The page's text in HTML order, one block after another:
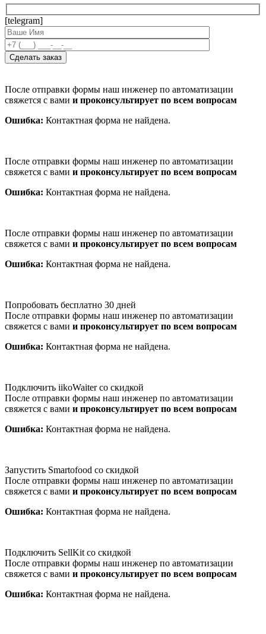
[telegram]
После отправки формы наш инженер по автоматизации
свяжется с вами и проконсультирует по всем вопросам
Ошибка: Контактная форма не найдена.
После отправки формы наш инженер по автоматизации
свяжется с вами и проконсультирует по всем вопросам
Ошибка: Контактная форма не найдена.
После отправки формы наш инженер по автоматизации
свяжется с вами и проконсультирует по всем вопросам
Ошибка: Контактная форма не найдена.
Попробовать бесплатно 30 дней
После отправки формы наш инженер по автоматизации
свяжется с вами и проконсультирует по всем вопросам
Ошибка: Контактная форма не найдена.
Подключить iikoWaiter со скидкой
После отправки формы наш инженер по автоматизации
свяжется с вами и проконсультирует по всем вопросам
Ошибка: Контактная форма не найдена.
Запустить Smartofood со скидкой
После отправки формы наш инженер по автоматизации
свяжется с вами и проконсультирует по всем вопросам
Ошибка: Контактная форма не найдена.
Подключить SellKit со скидкой
После отправки формы наш инженер по автоматизации
свяжется с вами и проконсультирует по всем вопросам
Ошибка: Контактная форма не найдена.